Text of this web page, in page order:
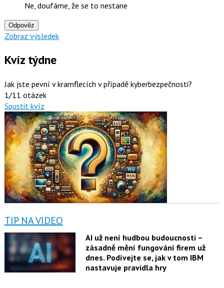
Ne, doufáme, že se to nestane
Odpověz
Zobraz výsledek
Kvíz týdne
Jak jste pevní v kramflecích v případě kyberbezpečnosti?
1/11 otázek
Spustit kvíz
TIP NA VIDEO
AI už není hudbou budoucnosti –
zásadně mění fungování firem už
dnes. Podívejte se, jak v tom IBM
nastavuje pravidla hry